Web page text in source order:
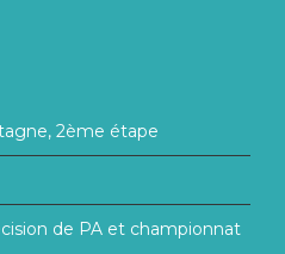
2ème étape
de PA et championnat